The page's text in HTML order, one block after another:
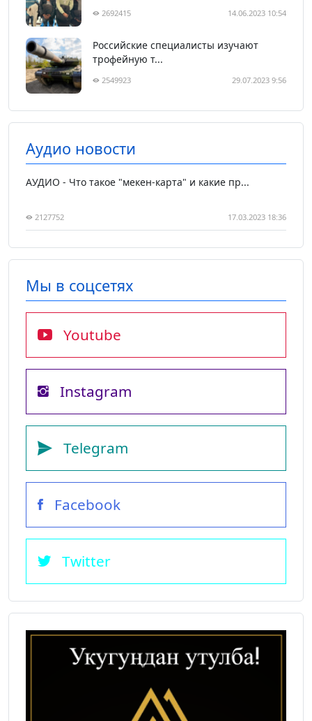
2692415 14.06.2023 10:54
Российские специалисты изучают
трофейную т...
2549923 29.07.2023 9:56
Аудио новости
АУДИО - Что такое "мекен-карта" и какие пр...
2127752 17.03.2023 18:36
Мы в соцсетях
Youtube
Instagram
Telegram
Facebook
Twitter